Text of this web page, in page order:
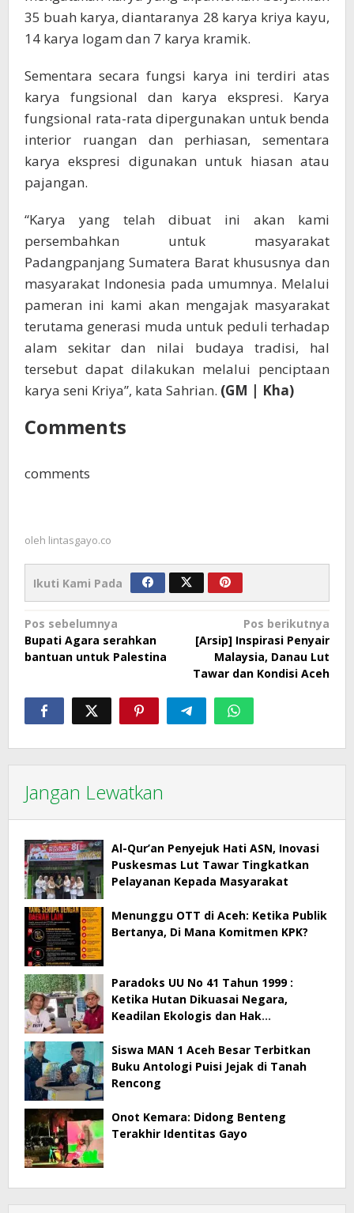
35 buah karya, diantaranya 28 karya kriya kayu,
14 karya logam dan 7 karya kramik.
Sementara secara fungsi karya ini terdiri atas
karya fungsional dan karya ekspresi. Karya
fungsional rata-rata dipergunakan untuk benda
interior ruangan dan perhiasan, sementara
karya ekspresi digunakan untuk hiasan atau
pajangan.
“Karya yang telah dibuat ini akan kami
persembahkan untuk masyarakat
Padangpanjang Sumatera Barat khususnya dan
masyarakat Indonesia pada umumnya. Melalui
pameran ini kami akan mengajak masyarakat
terutama generasi muda untuk peduli terhadap
alam sekitar dan nilai budaya tradisi, hal
tersebut dapat dilakukan melalui penciptaan
karya seni Kriya”, kata Sahrian. (GM | Kha)
Comments
comments
oleh lintasgayo.co
Ikuti Kami Pada
Navigasi
pos
Pos sebelumnya
Bupati Agara serahkan
bantuan untuk Palestina
Pos berikutnya
[Arsip] Inspirasi Penyair
Malaysia, Danau Lut
Tawar dan Kondisi Aceh
Jangan Lewatkan
Al-Qur’an Penyejuk Hati ASN, Inovasi
Puskesmas Lut Tawar Tingkatkan
Pelayanan Kepada Masyarakat
Menunggu OTT di Aceh: Ketika Publik
Bertanya, Di Mana Komitmen KPK?
Paradoks UU No 41 Tahun 1999 :
Ketika Hutan Dikuasai Negara,
Keadilan Ekologis dan Hak
Siswa MAN 1 Aceh Besar Terbitkan
Buku Antologi Puisi Jejak di Tanah
Rencong
Onot Kemara: Didong Benteng
Terakhir Identitas Gayo